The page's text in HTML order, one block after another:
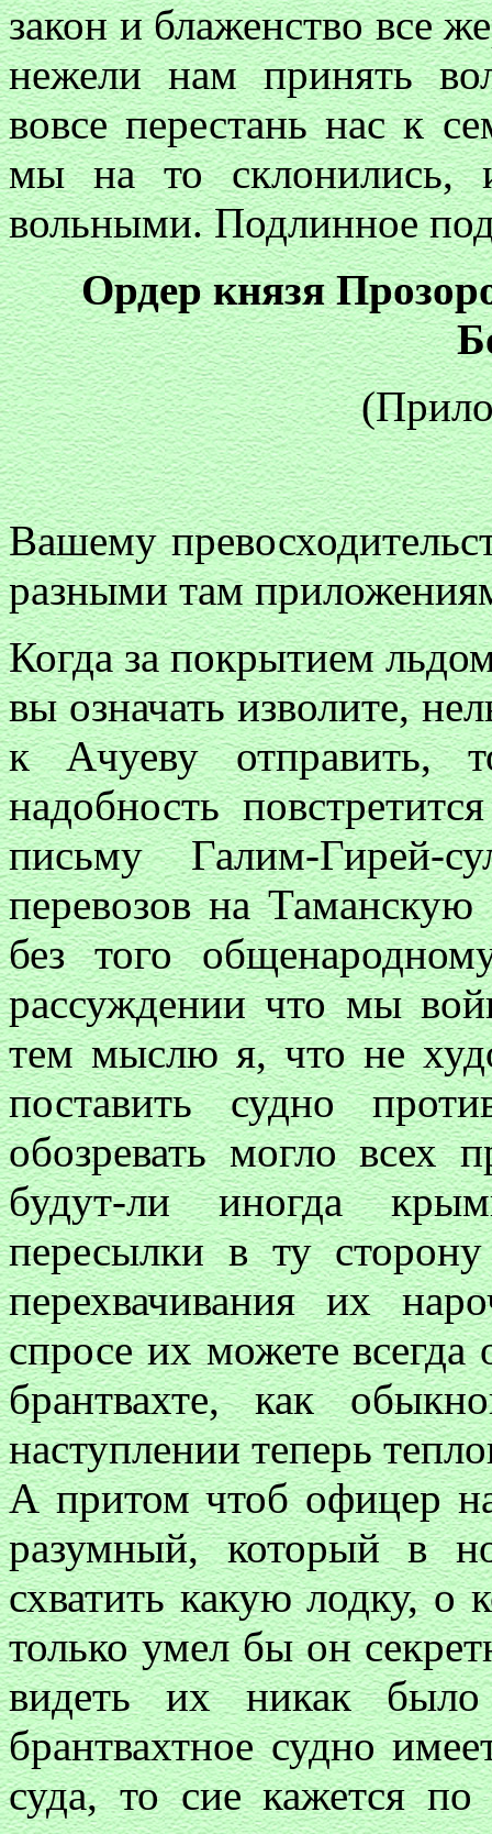
закон и блаженство все
нежели нам принять
вовсе перестань нас к
мы на то
вольными. Подлинное
Ордер князя
Вашему
разными там
Когда за покрытием
вы означать изволите,
к Ачуеву отправить,
надобность
письму Галим-Гирей-
перевозов на
без того
рассуждении что мы
тем мыслю я, что не
поставить судно
обозревать могло
будут-ли иногда
пересылки в ту
перехвачивания их
спросе их можете всегда
брантвахте, как
наступлении теперь
А притом чтоб офицер
разумный, который в
схватить какую лодку, о
только умел бы он
видеть их никак
брантвахтное судно
суда, то сие кажется